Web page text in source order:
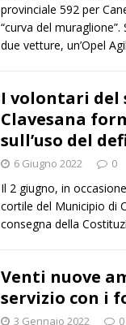
provinciale 592 per
“curva del
due vetture, un’Opel
I volontari del
Clavesana
sull’uso del
6 Giugno 2022 0
Il 2 giugno, in
cortile del Municipio di
consegna della
Venti nuove
servizio con i
3 Gennaio 2022 0